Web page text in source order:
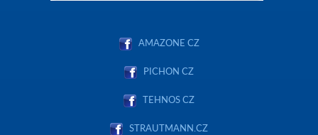
AMAZONE CZ
PICHON CZ
TEHNOS CZ
STRAUTMANN.CZ